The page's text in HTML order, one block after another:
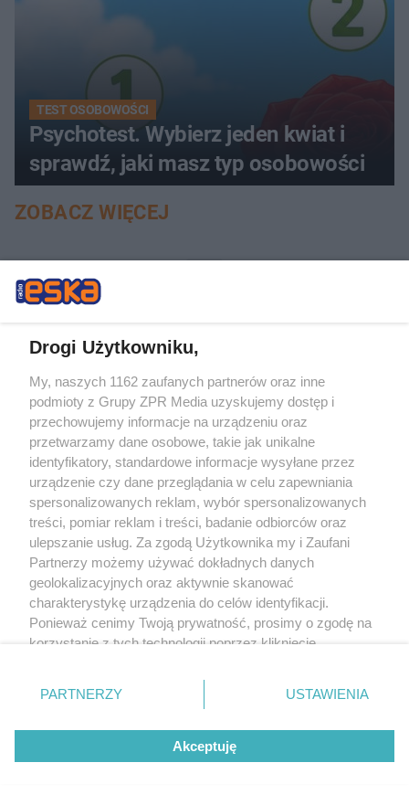
TEST OSOBOWOŚCI
Psychotest. Wybierz jeden kwiat i
sprawdź, jaki masz typ osobowości
ZOBACZ WIĘCEJ
Żaden utwór zamieszczony w serwisie nie może być powielany i
rozpowszechniany lub dalej rozpowszechniany w jakikolwiek sposób (w
Drogi Użytkowniku,
My, naszych 1162 zaufanych partnerów oraz inne
podmioty z Grupy ZPR Media uzyskujemy dostęp i
przechowujemy informacje na urządzeniu oraz
przetwarzamy dane osobowe, takie jak unikalne
identyfikatory, standardowe informacje wysyłane przez
urządzenie czy dane przeglądania w celu zapewniania
spersonalizowanych reklam, wybór spersonalizowanych
treści, pomiar reklam i treści, badanie odbiorców oraz
ulepszanie usług. Za zgodą Użytkownika my i Zaufani
Partnerzy możemy używać dokładnych danych
geolokalizacyjnych oraz aktywnie skanować
charakterystykę urządzenia do celów identyfikacji.
Ponieważ cenimy Twoją prywatność, prosimy o zgodę na
korzystanie z tych technologii poprzez kliknięcie
zmienić/wycofać klikając przycisk ustawień prywatności
znajdujący się w lewym dolnym rogu strony
rodzaje przetwarzania danych nie wymagają zgody
użytkownika, ale masz prawo sprzeciwić się takiemu
przetwarzaniu. Preferencje będą miały zastosowanie tylko
PARTNERZY USTAWIENIA
Akceptuję